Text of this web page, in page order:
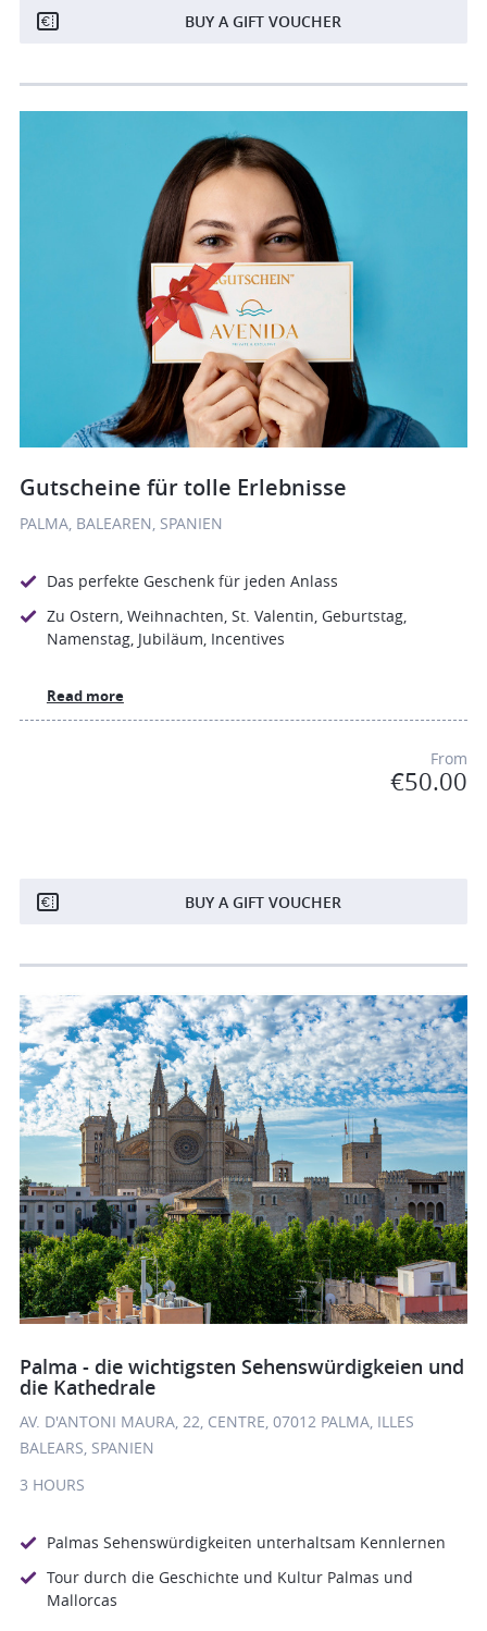
BUY A GIFT VOUCHER
Gutscheine für tolle Erlebnisse
PALMA, BALEAREN, SPANIEN
Das perfekte Geschenk für jeden Anlass
Zu Ostern, Weihnachten, St. Valentin, Geburtstag,
Namenstag, Jubiläum, Incentives
Read more
From
€50.00
BUY A GIFT VOUCHER
Palma - die wichtigsten Sehenswürdigkeien und
die Kathedrale
AV. D'ANTONI MAURA, 22, CENTRE, 07012 PALMA, ILLES
BALEARS, SPANIEN
3 HOURS
Palmas Sehenswürdigkeiten unterhaltsam Kennlernen
Tour durch die Geschichte und Kultur Palmas und
Mallorcas